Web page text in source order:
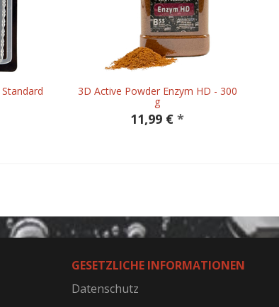
3D Active Powder Enzym HD - 300
g
11,99 € *
GESETZLICHE INFORMATIONEN
Datenschutz